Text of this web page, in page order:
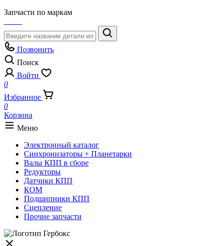
Запчасти по маркам
Позвонить
Поиск
Войти
0
Избранное
0
Корзина
Меню
Электронный каталог
Синхронизаторы + Планетарки
Валы КПП в сборе
Редукторы
Датчики КПП
КОМ
Подшипники КПП
Сцепление
Прочие запчасти